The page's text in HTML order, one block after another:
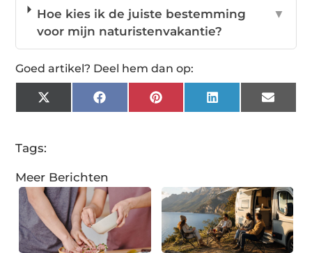
Hoe kies ik de juiste bestemming
voor mijn naturistenvakantie?
▼
Goed artikel? Deel hem dan op:
X
(Twitter)
FacebookPinterestLinkedInEmail
Tags:
Meer Berichten